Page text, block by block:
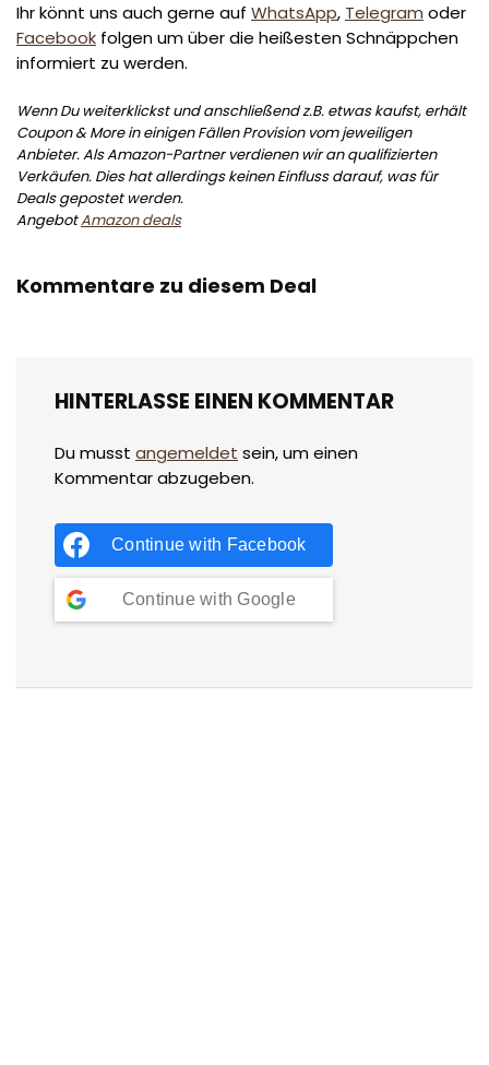
Ihr könnt uns auch gerne auf WhatsApp, Telegram oder
Facebook folgen um über die heißesten Schnäppchen
informiert zu werden.
Wenn Du weiterklickst und anschließend z.B. etwas kaufst, erhält
Coupon & More in einigen Fällen Provision vom jeweiligen
Anbieter. Als Amazon-Partner verdienen wir an qualifizierten
Verkäufen. Dies hat allerdings keinen Einfluss darauf, was für
Deals gepostet werden.
AngebotAmazon deals
Kommentare zu diesem Deal
HINTERLASSE EINEN KOMMENTAR
Du musst angemeldet sein, um einen
Kommentar abzugeben.
Continue with Facebook
Continue with Google